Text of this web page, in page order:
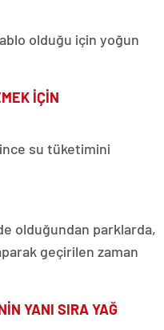
olduğu için yoğun
İÇİN
su tüketimini
olduğundan parklarda,
geçirilen zaman
YANI SIRA YAĞ